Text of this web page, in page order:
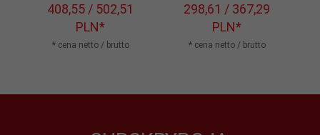
408,55 / 502,51
PLN*
* cena netto / brutto
298,61 / 367,29
PLN*
* cena netto / brutto